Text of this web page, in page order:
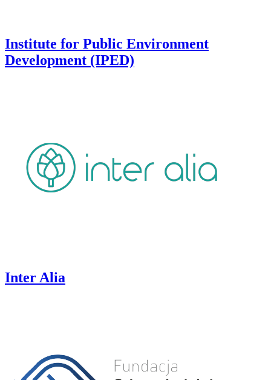
Institute for Public Environment
Development (IPED)
Inter Alia